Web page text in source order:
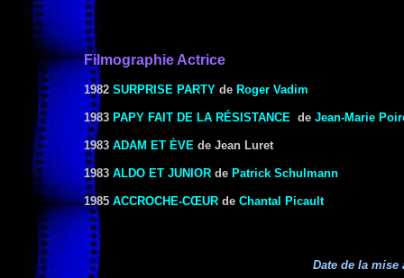
Filmographie Actrice
1982 SURPRISE PARTY de Roger Vadim
1983 PAPY FAIT DE LA RÉSISTANCE de Jean-Marie
1983 ADAM ET ÈVE de Jean Luret
1983 ALDO ET JUNIOR de Patrick Schulmann
1985 ACCROCHE-CŒUR de Chantal Picault
Date de la